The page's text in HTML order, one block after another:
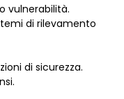
vulnerabilità.
di rilevamento
di sicurezza.